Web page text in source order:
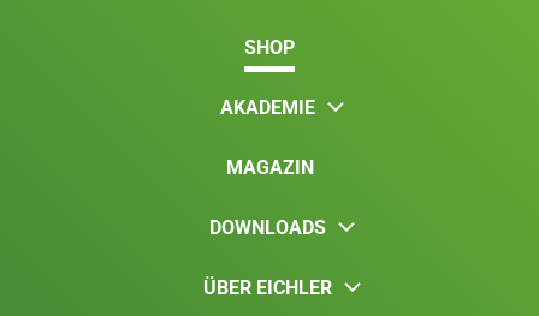
SHOP
AKADEMIE
MAGAZIN
DOWNLOADS
ÜBER EICHLER